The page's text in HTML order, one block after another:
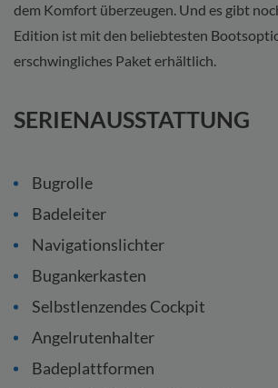
dem Komfort überzeugen. Und es gibt
Edition ist mit den beliebtesten
erschwingliches Paket erhältlich.
SERIENAUSSTATTUNG
Bugrolle
Badeleiter
Navigationslichter
Bugankerkasten
Selbstlenzendes Cockpit
Angelrutenhalter
Badeplattformen